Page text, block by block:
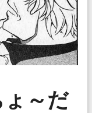
～だ